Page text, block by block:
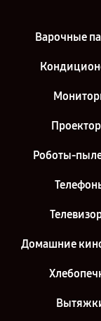
Варочные
Роботы-
Домашние